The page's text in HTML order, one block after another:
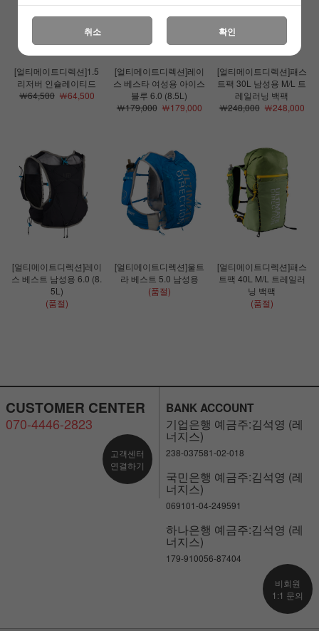
[얼티메이트디렉션]1.5
리저버 인슐레이티드
￦64,500￦64,500
[얼티메이트디렉션]레이
스 베스타 여성용 아이스
블루 6.0 (8.5L)
￦179,000￦179,000
[얼티메이트디렉션]패스
트팩 30L 남성용 M/L 트
레일러닝 백팩
￦248,000￦248,000
[얼티메이트디렉션]레이
스 베스트 남성용 6.0 (8.
5L)
(품절)
[얼티메이트디렉션]울트
라 베스트 5.0 남성용
(품절)
[얼티메이트디렉션]패스
트팩 40L M/L 트레일러
닝 백팩
(품절)
CUSTOMER CENTER
070-4446-2823
고객센터
연결하기
BANK ACCOUNT
기업은행 예금주:김석영 (레
너지스)
238-037581-02-018
국민은행 예금주:김석영 (레
너지스)
069101-04-249591
하나은행 예금주:김석영 (레
너지스)
179-910056-87404
비회원
1:1 문의
취소 확인